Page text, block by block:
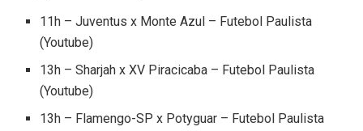
11h – Juventus x Monte Azul – Futebol Paulista
(Youtube)
13h – Sharjah x XV Piracicaba – Futebol Paulista
(Youtube)
13h – Flamengo-SP x Potyguar – Futebol Paulista